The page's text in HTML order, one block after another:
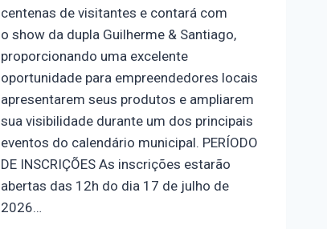
centenas de visitantes e contará com
o show da dupla Guilherme & Santiago,
proporcionando uma excelente
oportunidade para empreendedores locais
apresentarem seus produtos e ampliarem
sua visibilidade durante um dos principais
eventos do calendário municipal. PERÍODO
DE INSCRIÇÕES As inscrições estarão
abertas das 12h do dia 17 de julho de
2026…